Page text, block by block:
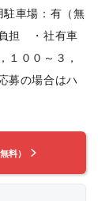
車場：有（無
担 ・社有車
００～３，
の場合はハ
無料）